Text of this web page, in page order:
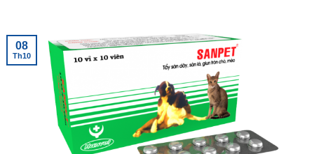
08
Th10